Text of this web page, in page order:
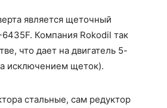
является щеточный
6435F. Компания Rokodil так
что дает на двигатель 5-
исключением щеток).
стальные, сам редуктор